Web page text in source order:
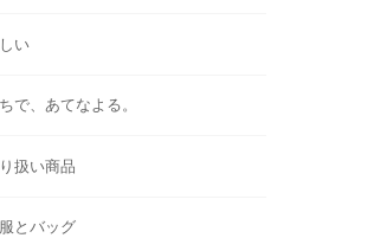
い
で、あてなよる。
扱い商品
とバッグ